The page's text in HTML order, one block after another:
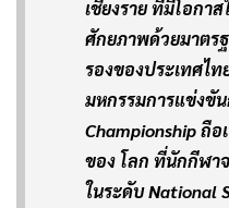
เชียงราย ที่มีโอกา
ศักยภาพด้วยมาตร
รองของประเทศไ
มหกรรมการแข่งขั
Championship ถื
ของ โลก ที่นักกีฬา
ในระดับ National